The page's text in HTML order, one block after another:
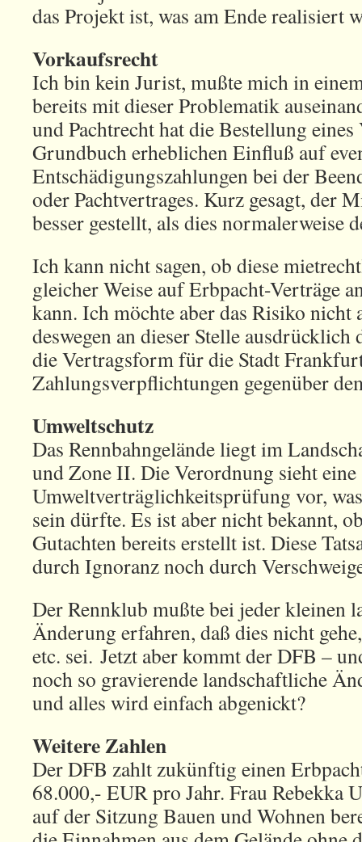
das Projekt ist, was am Ende realisiert
Vorkaufsrecht
Ich bin kein Jurist, mußte mich in
bereits mit dieser Problematik
und Pachtrecht hat die Bestellung
Grundbuch erheblichen Einfluß auf
Entschädigungszahlungen bei der
oder Pachtvertrages. Kurz gesagt, der
besser gestellt, als dies normalerweise
Ich kann nicht sagen, ob diese
gleicher Weise auf Erbpacht-Verträge
kann. Ich möchte aber das Risiko nicht
deswegen an dieser Stelle ausdrücklich
die Vertragsform für die Stadt
Zahlungsverpflichtungen gegenüber
Umweltschutz
Das Rennbahngelände liegt im
und Zone II. Die Verordnung sieht eine
Umweltverträglichkeitsprüfung vor,
sein dürfte. Es ist aber nicht bekannt,
Gutachten bereits erstellt ist. Diese
durch Ignoranz noch durch
Der Rennklub mußte bei jeder kleinen
Änderung erfahren, daß dies nicht
etc. sei. Jetzt aber kommt der DFB –
noch so gravierende landschaftliche
und alles wird einfach abgenickt?
Weitere Zahlen
Der DFB zahlt zukünftig einen
68.000,- EUR pro Jahr. Frau Rebekka
auf der Sitzung Bauen und Wohnen